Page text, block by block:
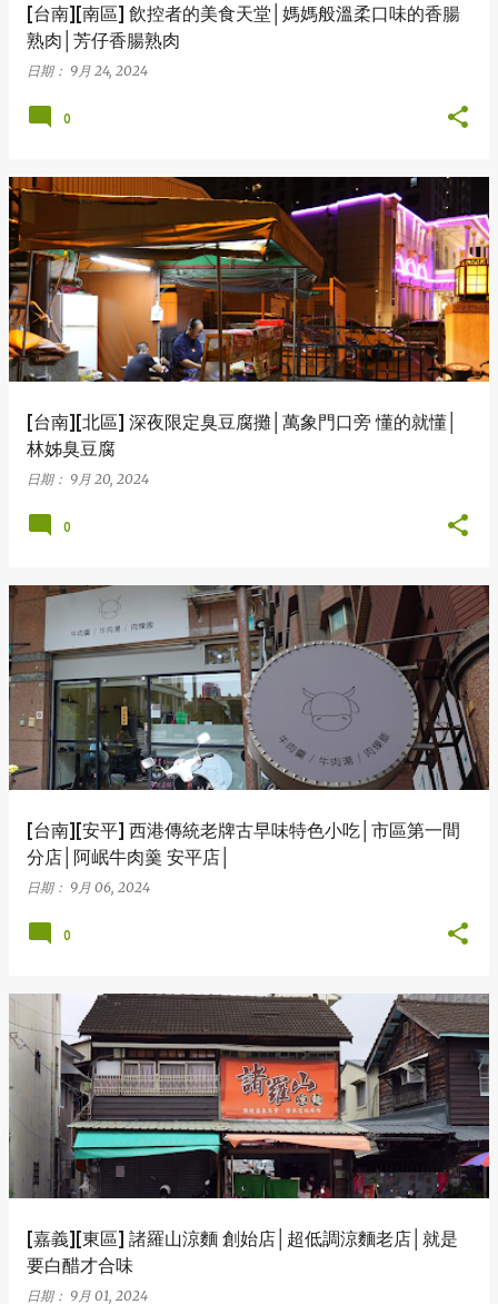
[台南][南區] 飲控者的美食天堂│媽媽般溫柔口味的香腸
熟肉│芳仔香腸熟肉
日期： 9月 24, 2024
0
[台南][北區] 深夜限定臭豆腐攤│萬象門口旁 懂的就懂│
林姊臭豆腐
日期： 9月 20, 2024
0
[台南][安平] 西港傳統老牌古早味特色小吃│市區第一間
分店│阿岷牛肉羹 安平店│
日期： 9月 06, 2024
0
[嘉義][東區] 諸羅山涼麵 創始店│超低調涼麵老店│就是
要白醋才合味
日期： 9月 01, 2024